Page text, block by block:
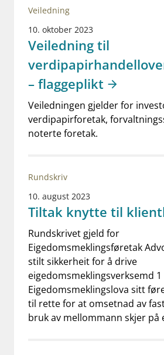
Veiledning
10. oktober 2023
Veiledning til
– flaggeplikt
Veiledningen gjelder for
verdipapirforetak,
noterte foretak.
Rundskriv
10. august 2023
Tiltak knytte til
Rundskrivet gjeld for
Eigedomsmeklingsføretak
stilt sikkerheit for å drive
eigedomsmeklingsverksemd
Eigedomsmeklingslova sitt
til rette for at omsetnad av
bruk av mellommann skjer på